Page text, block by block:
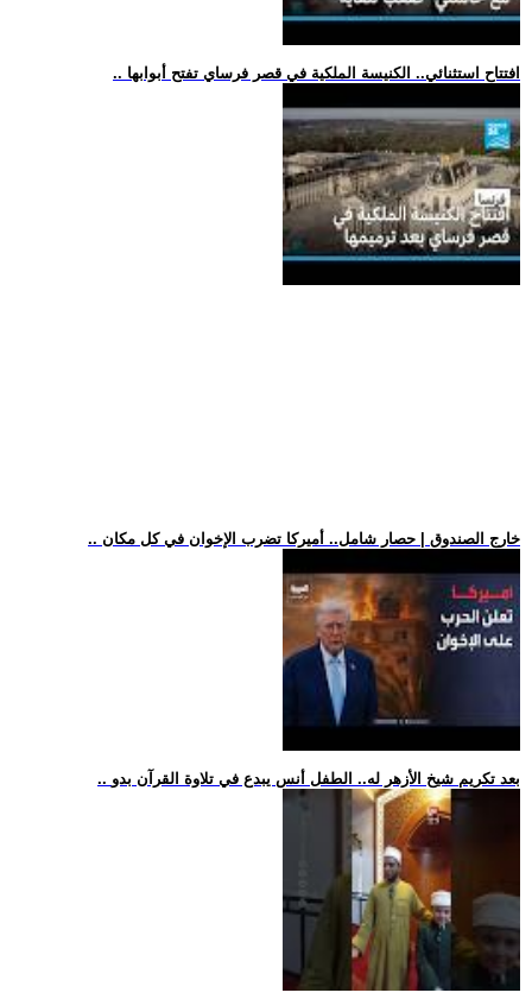
.. افتتاح استثنائي.. الكنيسة الملكية في قصر فرساي تفتح أبوابها
.. خارج الصندوق | حصار شامل.. أميركا تضرب الإخوان في كل مكان
.. بعد تكريم شيخ الأزهر له.. الطفل أنس يبدع في تلاوة القرآن بدو